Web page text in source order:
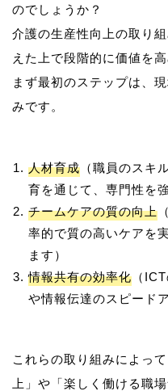
のでしょうか？
介護の生産性向上の取り
えた上で段階的に価値を
まず最初のステップは、
人材育成 （職員のスキ
育を通じて、専門性を
チームケアの質の向上
率的で質の高いケアを
ます）
情報共有の効率化 （
や情報伝達のスピード
これらの取り組みによっ
上」や「楽しく働ける職